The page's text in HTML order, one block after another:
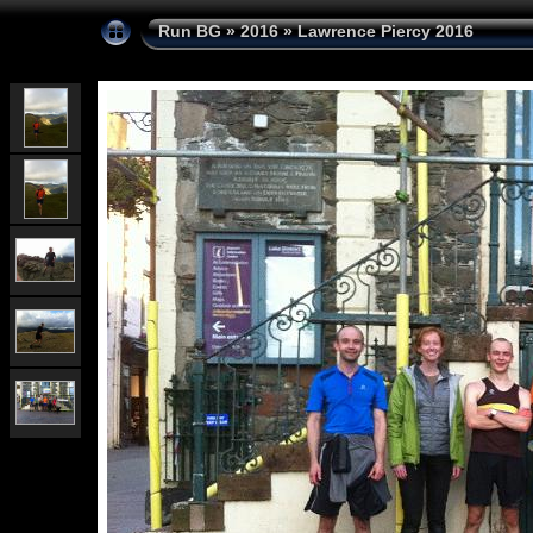
Run BG»2016»Lawrence Piercy 2016